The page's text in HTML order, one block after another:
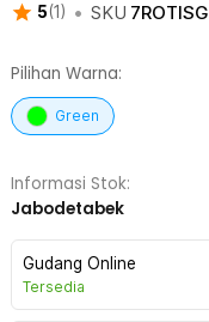
5(1 ) • SKU
Pilihan Warna:
Green
Informasi Stok:
Jabodetabek
Gudang Online
Tersedia